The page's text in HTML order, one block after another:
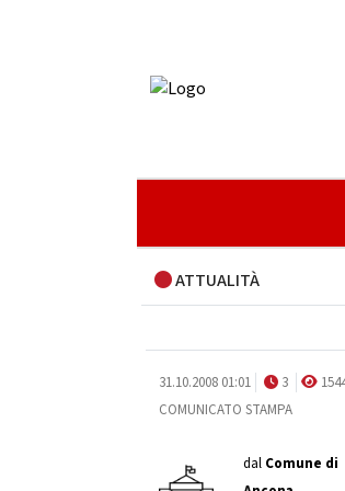
ATTUALITÀ
31.10.2008 01:01 3
COMUNICATO STAMPA
dal Comune di